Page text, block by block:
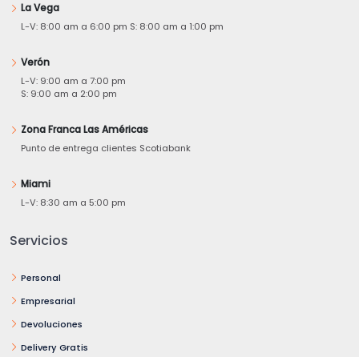
La Vega
L-V: 8:00 am a 6:00 pm S: 8:00 am a 1:00 pm
Verón
L-V: 9:00 am a 7:00 pm
S: 9:00 am a 2:00 pm
Zona Franca Las Américas
Punto de entrega clientes Scotiabank
Miami
L-V: 8:30 am a 5:00 pm
Servicios
Personal
Empresarial
Devoluciones
Delivery Gratis